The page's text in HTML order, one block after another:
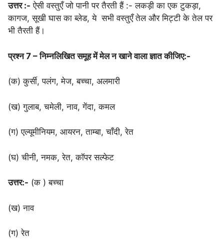
उत्तर :- ऐसी वस्तुएँ जो पानी पर तैरती हैं :- लकड़ी का एक टुकड़ा,
कागज, सूखी घास का ब्लेड, ये सभी वस्तुएँ तेल और मिट्टी के तेल पर
भी तैरती हैं।
प्रश्न 7 – निम्नलिखित समूह में मेल न खाने वाला ज्ञात कीजिए:-
(क) कुर्सी, पलंग, मेज, बच्चा, अलमारी
(ख) गुलाब, चमेली, नाव, गेंदा, कमल
(ग) एल्यूमीनियम, आयरन, ताम्बा, चाँदी, रेत
(घ) चीनी, नमक, रेत, कॉपर सल्फेट
उत्तर:- (क ) बच्चा
(ख) नाव
(ग) रेत